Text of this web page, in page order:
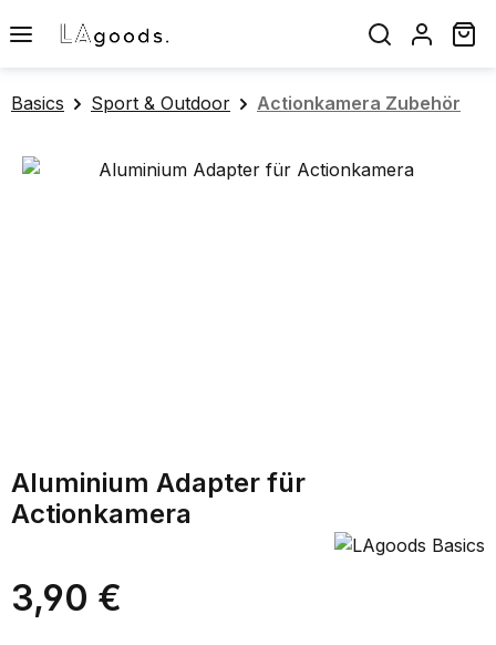
Zum Hauptinhalt springen
Basics Sport & Outdoor Actionkamera Zubehör
Bildergalerie überspringen
Aluminium Adapter für
Actionkamera
Regulärer Preis:
3,90 €